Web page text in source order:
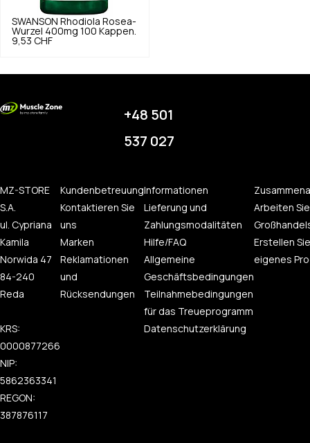
SWANSON Rhodiola Rosea-
Wurzel 400mg 100 Kappen.
9,53 CHF
+48 501
537 027
MZ-STORE
S.A.
ul. Cypriana
Kamila
Norwida 47
84-240
Reda
KRS:
0000877266
NIP:
5862363341
REGON:
387876117
Kundenbetreuung
Kontaktieren Sie
uns
Marken
Reklamationen
und
Rücksendungen
Informationen
Lieferung und
Zahlungsmodalitäten
Hilfe/FAQ
Allgemeine
Geschäftsbedingungen
Teilnahmebedingungen
für das Treueprogramm
Datenschutzerklärung
Arbeiten
Erstellen
eigenes